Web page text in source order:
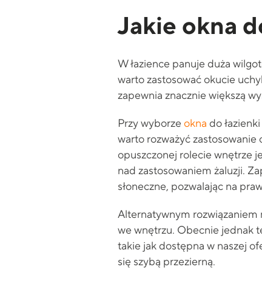
Jakie okna
W łazience panuje duża
warto zastosować okucie
zapewnia znacznie większą
Przy wyborze okna do
warto rozważyć zastosowanie
opuszczonej rolecie wnętrze
nad zastosowaniem żaluzji.
słoneczne, pozwalając na
Alternatywnym rozwiązaniem
we wnętrzu. Obecnie jednak
takie jak dostępna w naszej
się szybą przezierną.